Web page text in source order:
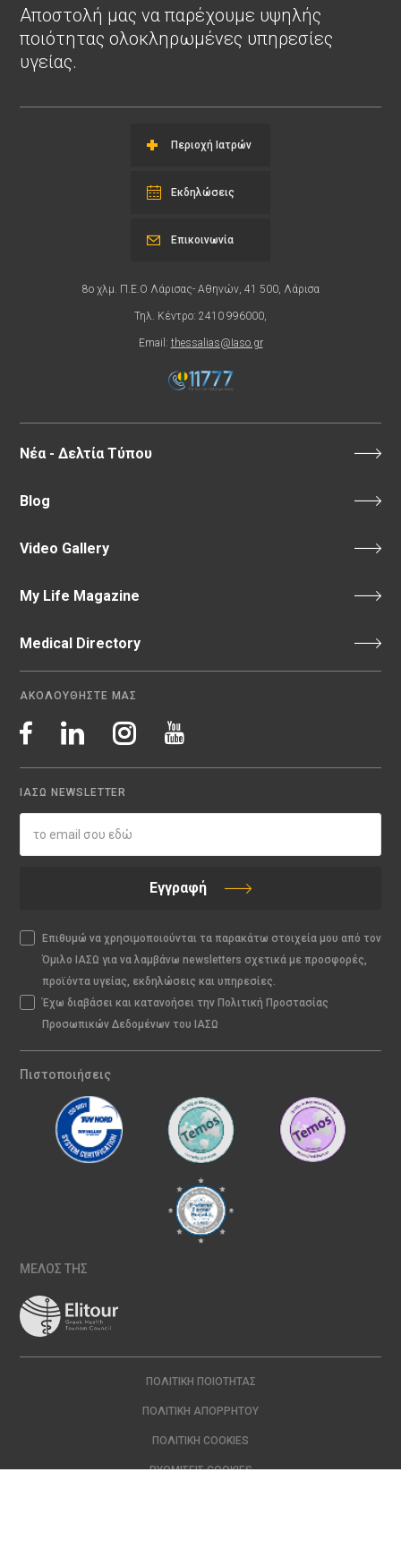
Αποστολή μας να παρέχουμε υψηλής
ποιότητας ολοκληρωμένες υπηρεσίες
υγείας.
Περιοχή Ιατρών
Εκδηλώσεις
8ο χλμ. Π.Ε.Ο Λάρισας- Αθηνών, 41 500, Λάρισα
Τηλ. Κέντρο: 2410 996000,
Email: thessalias@Iaso.gr
Επικοινωνία
Νέα - Δελτία Τύπου
Blog
Video Gallery
My Life Magazine
Medical Directory
ΑΚΟΛΟΥΘΗΣΤΕ ΜΑΣ
ΙΑΣΩ NEWSLETTER
Εγγραφή
Επιθυμώ να χρησιμοποιούνται τα παρακάτω στοιχεία μου από τον
Όμιλο ΙΑΣΩ για να λαμβάνω newsletters σχετικά με προσφορές,
προϊόντα υγείας, εκδηλώσεις και υπηρεσίες.
Έχω διαβάσει και κατανοήσει την Πολιτική Προστασίας
Προσωπικών Δεδομένων του ΙΑΣΩ
Πιστοποιήσεις
ΜΕΛΟΣ ΤΗΣ
ΠΟΛΙΤΙΚΉ ΠΟΙΌΤΗΤΑΣ
ΠΟΛΙΤΙΚΉ ΑΠΟΡΡΉΤΟΥ
ΠΟΛΙΤΙΚΉ COOKIES
ΡΥΘΜΊΣΕΙΣ COOKIES